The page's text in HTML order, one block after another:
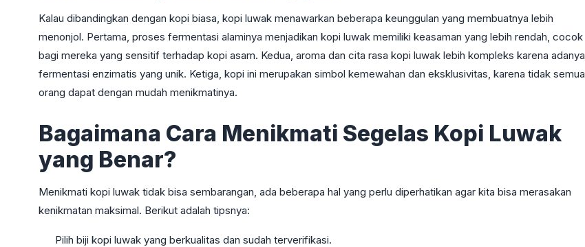
Kalau dibandingkan dengan kopi biasa, kopi luwak menawarkan beberapa keunggulan yang membuatnya lebih
menonjol. Pertama, proses fermentasi alaminya menjadikan kopi luwak memiliki keasaman yang lebih rendah, cocok
bagi mereka yang sensitif terhadap kopi asam. Kedua, aroma dan cita rasa kopi luwak lebih kompleks karena adanya
fermentasi enzimatis yang unik. Ketiga, kopi ini merupakan simbol kemewahan dan eksklusivitas, karena tidak semua
orang dapat dengan mudah menikmatinya.
Bagaimana Cara Menikmati Segelas Kopi Luwak
yang Benar?
Menikmati kopi luwak tidak bisa sembarangan, ada beberapa hal yang perlu diperhatikan agar kita bisa merasakan
kenikmatan maksimal. Berikut adalah tipsnya:
Pilih biji kopi luwak yang berkualitas dan sudah terverifikasi.